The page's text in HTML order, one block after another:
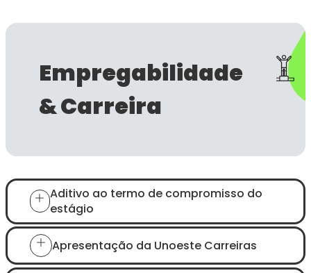
Empregabilidade
& Carreira
Aditivo ao termo de compromisso do
estágio
Apresentação da Unoeste Carreiras